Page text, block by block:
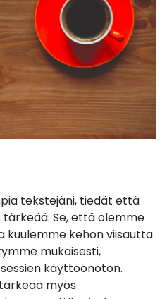
tekstejäni, tiedät että
Se, että olemme
kuulemme kehon viisautta
mukaisesti,
käyttöönoton.
myös